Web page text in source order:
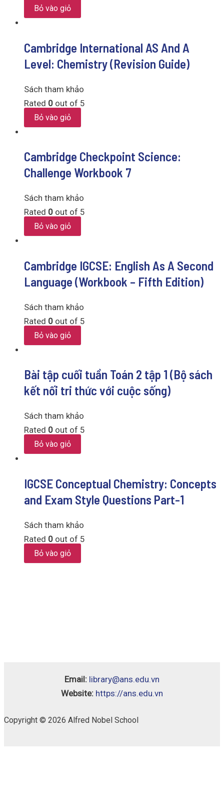
Bỏ vào giỏ
Cambridge International AS And A
Level: Chemistry (Revision Guide)
Sách tham khảo
Rated 0 out of 5
Bỏ vào giỏ
Cambridge Checkpoint Science:
Challenge Workbook 7
Sách tham khảo
Rated 0 out of 5
Bỏ vào giỏ
Cambridge IGCSE: English As A Second
Language (Workbook – Fifth Edition)
Sách tham khảo
Rated 0 out of 5
Bỏ vào giỏ
Bài tập cuối tuần Toán 2 tập 1 (Bộ sách
kết nối tri thức với cuộc sống)
Sách tham khảo
Rated 0 out of 5
Bỏ vào giỏ
IGCSE Conceptual Chemistry: Concepts
and Exam Style Questions Part-1
Sách tham khảo
Rated 0 out of 5
Bỏ vào giỏ
Email: library@ans.edu.vn
Website: https://ans.edu.vn
Copyright © 2026 Alfred Nobel School